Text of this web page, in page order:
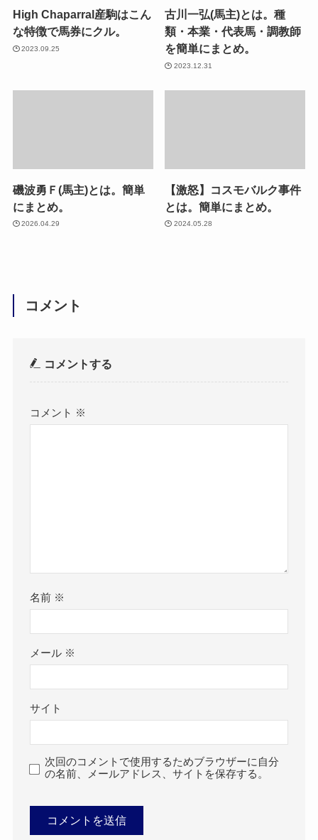
High Chaparral産駒はこん
な特徴で馬券にクル。
2023.09.25
古川一弘(馬主)とは。種
類・本業・代表馬・調教師
を簡単にまとめ。
2023.12.31
磯波勇Ｆ(馬主)とは。簡単
にまとめ。
2026.04.29
【激怒】コスモバルク事件
とは。簡単にまとめ。
2024.05.28
コメント
コメントする
コメント ※
名前 ※
メール ※
サイト
次回のコメントで使用するためブラウザーに自分
の名前、メールアドレス、サイトを保存する。